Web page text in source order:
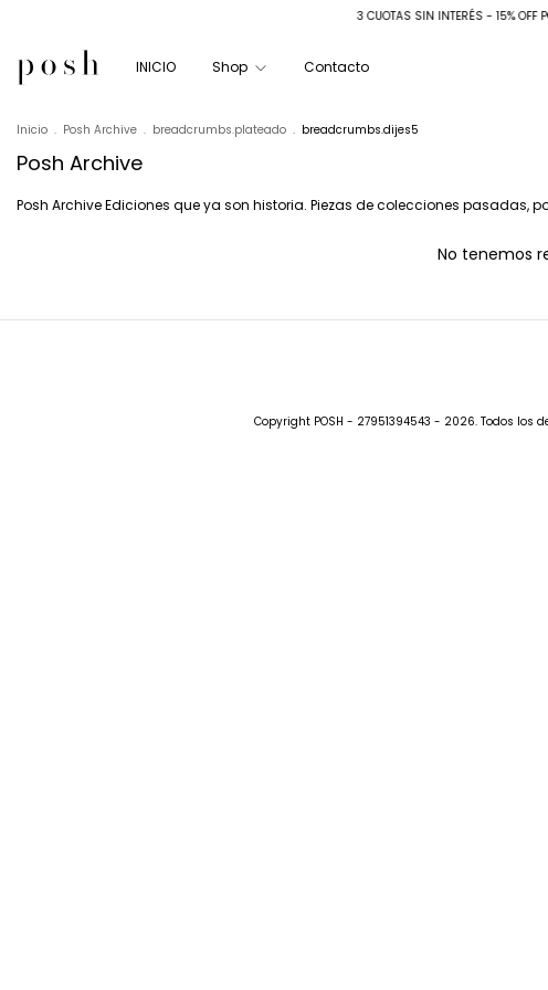
3 CUOTAS SIN INTERÉS - 15% OFF
INICIO Shop Contacto
Inicio . Posh Archive . breadcrumbs.plateado . breadcrumbs.dijes5
Posh Archive
Posh Archive Ediciones que ya son historia. Piezas de colecciones pasadas,
No tenemos
Copyright POSH - 27951394543 - 2026. Todos los